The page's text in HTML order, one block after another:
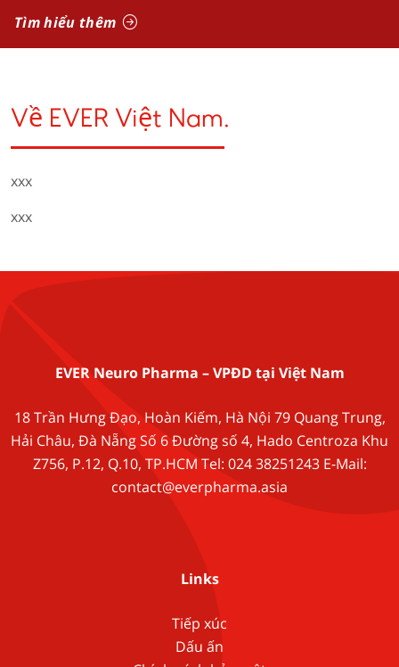
Tìm hiểu thêm
Về EVER Việt Nam.
xxx
xxx
EVER Neuro Pharma – VPĐD tại Việt Nam
18 Trần Hưng Đạo, Hoàn Kiếm, Hà Nội 79 Quang Trung,
Hải Châu, Đà Nẵng Số 6 Đường số 4, Hado Centroza Khu
Z756, P.12, Q.10, TP.HCM Tel: 024 38251243 E-Mail:
contact@everpharma.asia
Links
Tiếp xúc
Dấu ấn